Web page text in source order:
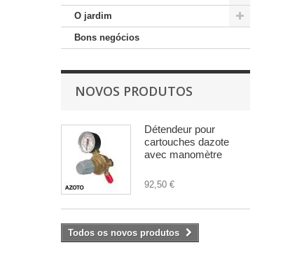
O jardim
Bons negócios
NOVOS PRODUTOS
Détendeur pour
cartouches dazote
avec manomètre
92,50 €
Todos os novos produtos